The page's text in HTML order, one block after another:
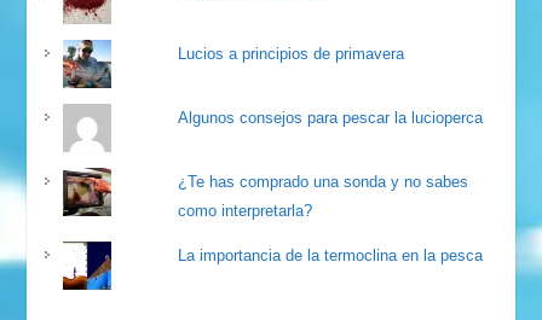
Lucios a principios de primavera
Algunos consejos para pescar la lucioperca
¿Te has comprado una sonda y no sabes
como interpretarla?
La importancia de la termoclina en la pesca